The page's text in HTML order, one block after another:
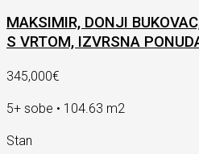
MAKSIMIR, DONJI
S VRTOM, IZVRSNA
345,000€
5+ sobe • 104.63 m2
Stan